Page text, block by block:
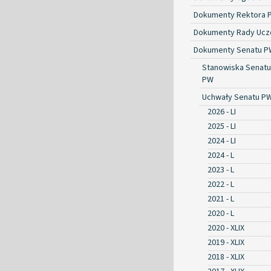
Dokumenty Rektora
Dokumenty Rady
Dokumenty Senatu
Stanowiska Senatu
PW
Uchwały Senatu
2026 - LI
2025 - LI
2024 - LI
2024 - L
2023 - L
2022 - L
2021 - L
2020 - L
2020 - XLIX
2019 - XLIX
2018 - XLIX